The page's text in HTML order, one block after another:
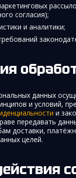
согласия);
и аналитики;
данных
и условий,
и
передавать
доставки,
целей.